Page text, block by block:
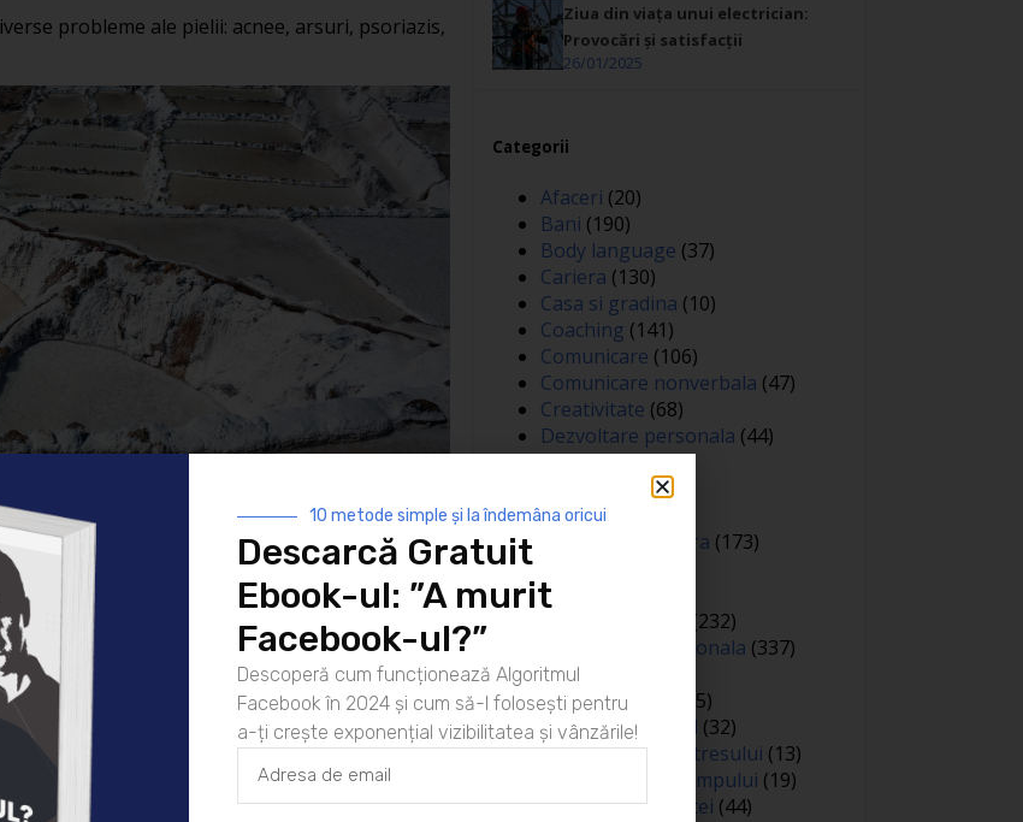
probleme ale pielii: acnee, arsuri, psoriazis,
avem grijă de pielea noastră. În primul rând
iar mai apoi de un ritual de îngrijire care să
menționate mai sus, crema cu mimoză,
ajută la regenerarea pielii și a
Ziua din viața unui electrician:
Provocări și satisfacții
26/01/2025
Categorii
Afaceri (20)
Bani (190)
Body language (37)
Cariera (130)
Casa si gradina (10)
Coaching (141)
Comunicare (106)
Comunicare nonverbala (47)
Creativitate (68)
Dezvoltare personala (44)
Diverse(81)
(144)
Auto
Educatie financiara (173)
Featured
(232)
Inteligenta emotionala (337)
Internațional
Legea atractiei
(35)
Limbaj nonverbal (32)
Managementul stresului (13)
Managementul timpului (19)
Metafore si scantei (44)
10 metode simple și la îndemâna oricui
Descarcă Gratuit
Ebook-ul: ”A murit
Facebook-ul?”
Descoperă cum funcționează Algoritmul
Facebook în 2024 și cum să-l folosești pentru
a-ți crește exponențial vizibilitatea și vânzările!